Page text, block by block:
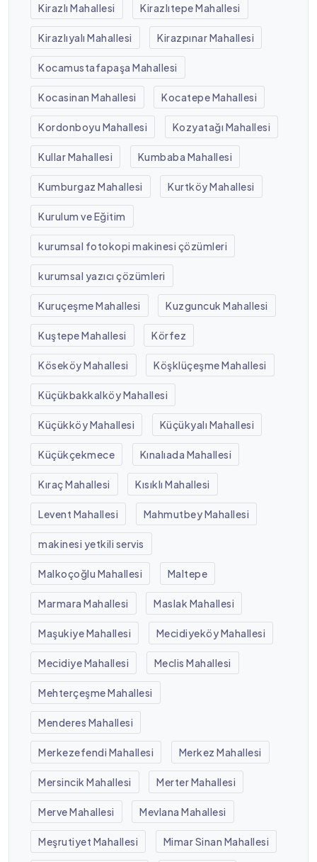
Kirazlı Mahallesi Kirazlıtepe Mahallesi
Kirazlıyalı Mahallesi Kirazpınar Mahallesi
Kocamustafapaşa Mahallesi
Kocasinan Mahallesi Kocatepe Mahallesi
Kordonboyu Mahallesi Kozyatağı Mahallesi
Kullar Mahallesi Kumbaba Mahallesi
Kumburgaz Mahallesi Kurtköy Mahallesi
Kurulum ve Eğitim
kurumsal fotokopi makinesi çözümleri
kurumsal yazıcı çözümleri
Kuruçeşme Mahallesi Kuzguncuk Mahallesi
Kuştepe Mahallesi Körfez
Köseköy Mahallesi Köşklüçeşme Mahallesi
Küçükbakkalköy Mahallesi
Küçükköy Mahallesi Küçükyalı Mahallesi
Küçükçekmece Kınalıada Mahallesi
Kıraç Mahallesi Kısıklı Mahallesi
Levent Mahallesi Mahmutbey Mahallesi
makinesi yetkili servis
Malkoçoğlu Mahallesi Maltepe
Marmara Mahallesi Maslak Mahallesi
Maşukiye Mahallesi Mecidiyeköy Mahallesi
Mecidiye Mahallesi Meclis Mahallesi
Mehterçeşme Mahallesi
Menderes Mahallesi
Merkezefendi Mahallesi Merkez Mahallesi
Mersincik Mahallesi Merter Mahallesi
Merve Mahallesi Mevlana Mahallesi
Meşrutiyet Mahallesi Mimar Sinan Mahallesi